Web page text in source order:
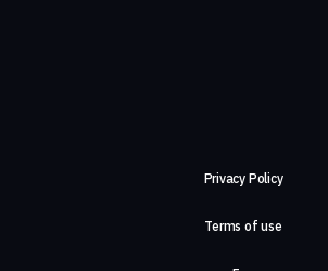
Privacy Policy
Terms of use